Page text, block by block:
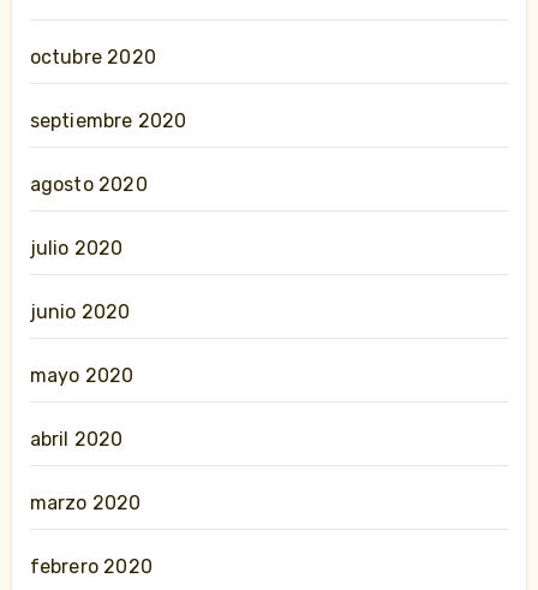
octubre 2020
septiembre 2020
agosto 2020
julio 2020
junio 2020
mayo 2020
abril 2020
marzo 2020
febrero 2020